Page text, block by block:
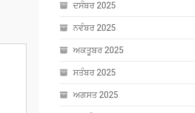
ਦਸੰਬਰ 2025
ਨਵੰਬਰ 2025
ਅਕਤੂਬਰ 2025
ਸਤੰਬਰ 2025
ਅਗਸਤ 2025